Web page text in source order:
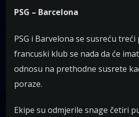
PSG – Barcelona
PSG i Barvelona se susreću
francuski klub se nada da će
odnosu na prethodne susrete
poraze.
Ekipe su odmjerile snage četiri